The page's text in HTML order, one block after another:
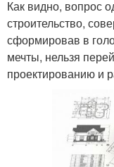
Как видно, вопрос
строительство,
сформировав в
мечты, нельзя
проектированию и